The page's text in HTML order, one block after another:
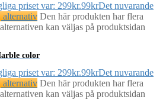
priset var: 299kr.99krDet nuvarande
Den här produkten har flera
kan väljas på produktsidan
color
priset var: 299kr.99krDet nuvarande
Den här produkten har flera
kan väljas på produktsidan